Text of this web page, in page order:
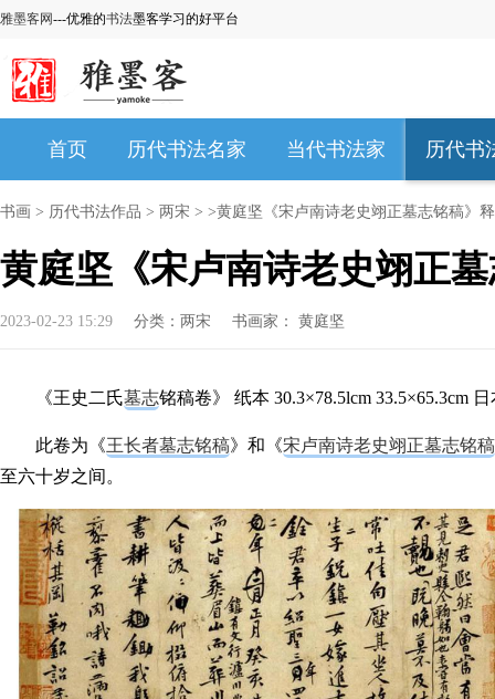
雅墨客网---优雅的书法墨客学习的好平台
首页 历代书法名家 当代书法家 历代书
书画 > 历代书法作品 > 两宋 > >黄庭坚​《宋卢南诗老史翊正墓志铭稿》
黄庭坚​《宋卢南诗老史翊正
2023-02-23 15:29 分类： 两宋 书画家： 黄庭坚
《王史二氏墓志铭稿卷》 纸本 30.3×78.5lcm 33.5×65.3cm
此卷为《王长者墓志铭稿》和《宋卢南诗老史翊正墓志铭稿
至六十岁之间。